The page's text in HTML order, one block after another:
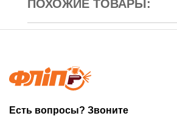
ПОХОЖИЕ ТОВАРЫ:
Есть вопросы? Звоните